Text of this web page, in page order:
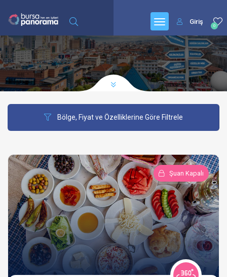
0
Giriş
Bölge, Fiyat ve Özelliklerine Göre Filtrele
Şuan Kapalı